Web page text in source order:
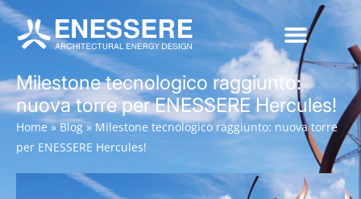
Milestone tecnologico raggiunto:
nuova torre per ENESSERE Hercules!
Home»Blog»Milestone tecnologico raggiunto: nuova torre
per ENESSERE Hercules!